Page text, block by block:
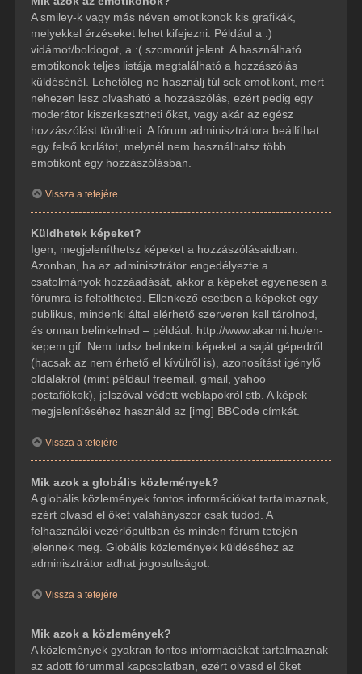
A smiley-k vagy más néven emotikonok kis grafikák,
melyekkel érzéseket lehet kifejezni. Például a :)
vidámot/boldogot, a :( szomorút jelent. A használható
emotikonok teljes listája megtalálható a hozzászólás
küldésénél. Lehetőleg ne használj túl sok emotikont, mert
nehezen lesz olvasható a hozzászólás, ezért pedig egy
moderátor kiszerkesztheti őket, vagy akár az egész
hozzászólást törölheti. A fórum adminisztrátora beállíthat
egy felső korlátot, melynél nem használhatsz több
emotikont egy hozzászólásban.
Vissza a tetejére
Küldhetek képeket?
Igen, megjeleníthetsz képeket a hozzászólásaidban.
Azonban, ha az adminisztrátor engedélyezte a
csatolmányok hozzáadását, akkor a képeket egyenesen a
fórumra is feltöltheted. Ellenkező esetben a képeket egy
publikus, mindenki által elérhető szerveren kell tárolnod,
és onnan belinkelned – például: http://www.akarmi.hu/en-
kepem.gif. Nem tudsz belinkelni képeket a saját gépedről
(hacsak az nem érhető el kívülről is), azonosítást igénylő
oldalakról (mint például freemail, gmail, yahoo
postafiókok), jelszóval védett weblapokról stb. A képek
megjelenítéséhez használd az [img] BBCode címkét.
Vissza a tetejére
Mik azok a globális közlemények?
A globális közlemények fontos információkat tartalmaznak,
ezért olvasd el őket valahányszor csak tudod. A
felhasználói vezérlőpultban és minden fórum tetején
jelennek meg. Globális közlemények küldéséhez az
adminisztrátor adhat jogosultságot.
Vissza a tetejére
Mik azok a közlemények?
A közlemények gyakran fontos információkat tartalmaznak
az adott fórummal kapcsolatban, ezért olvasd el őket